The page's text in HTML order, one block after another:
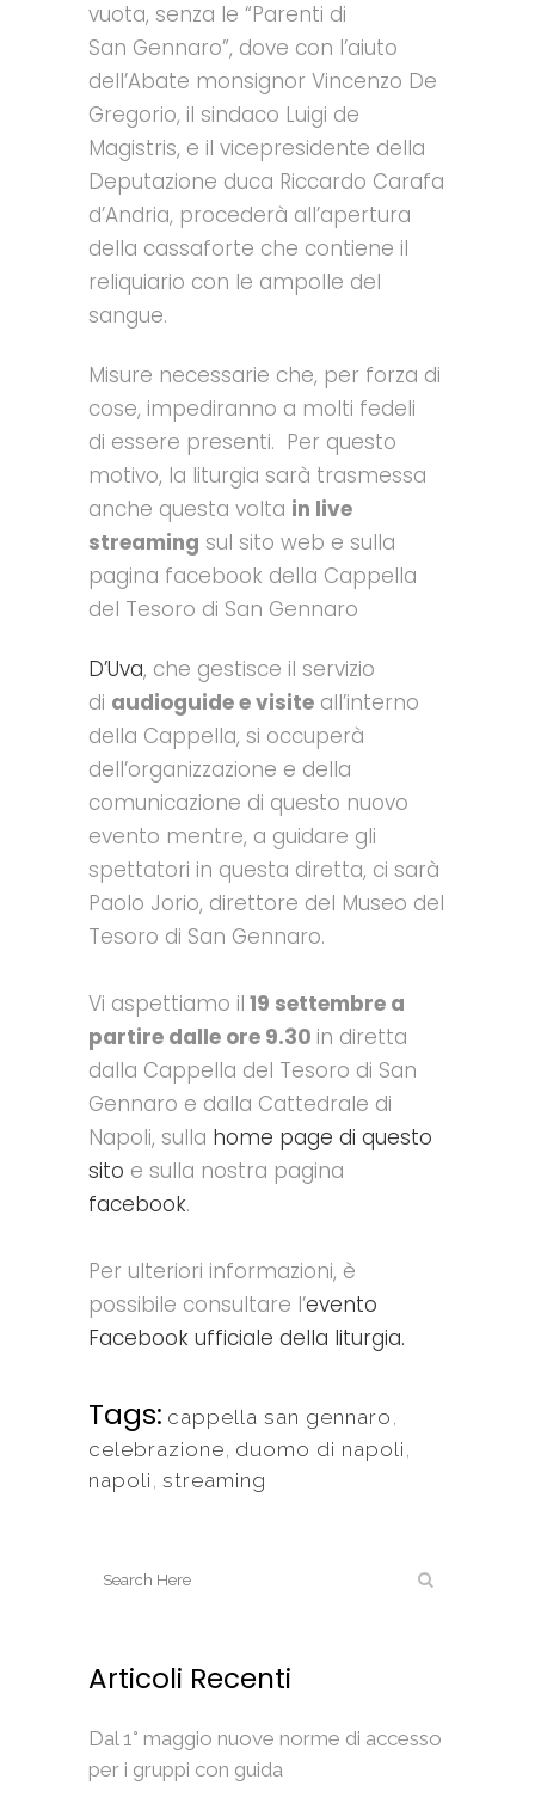
vuota, senza le “Parenti di
San Gennaro”, dove con l’aiuto
dell’Abate monsignor Vincenzo De
Gregorio, il sindaco Luigi de
Magistris, e il vicepresidente della
Deputazione duca Riccardo Carafa
d’Andria, procederà all’apertura
della cassaforte che contiene il
reliquiario con le ampolle del
sangue.
Misure necessarie che, per forza di
cose, impediranno a molti fedeli
di essere presenti. Per questo
motivo, la liturgia sarà trasmessa
anche questa volta in live
streaming sul sito web e sulla
pagina facebook della Cappella
del Tesoro di San Gennaro
D’Uva, che gestisce il servizio
di audioguide e visite all’interno
della Cappella, si occuperà
dell’organizzazione e della
comunicazione di questo nuovo
evento mentre, a guidare gli
spettatori in questa diretta, ci sarà
Paolo Jorio, direttore del Museo del
Tesoro di San Gennaro.
Vi aspettiamo il 19 settembre a
partire dalle ore 9.30 in diretta
dalla Cappella del Tesoro di San
Gennaro e dalla Cattedrale di
Napoli, sulla home page di questo
sito e sulla nostra pagina
facebook.
Per ulteriori informazioni, è
possibile consultare l’evento
Facebook ufficiale della liturgia.
Tags: cappella san gennaro
celebrazione duomo di napoli
napoli streaming
Articoli Recenti
Dal 1° maggio nuove norme di accesso
per i gruppi con guida